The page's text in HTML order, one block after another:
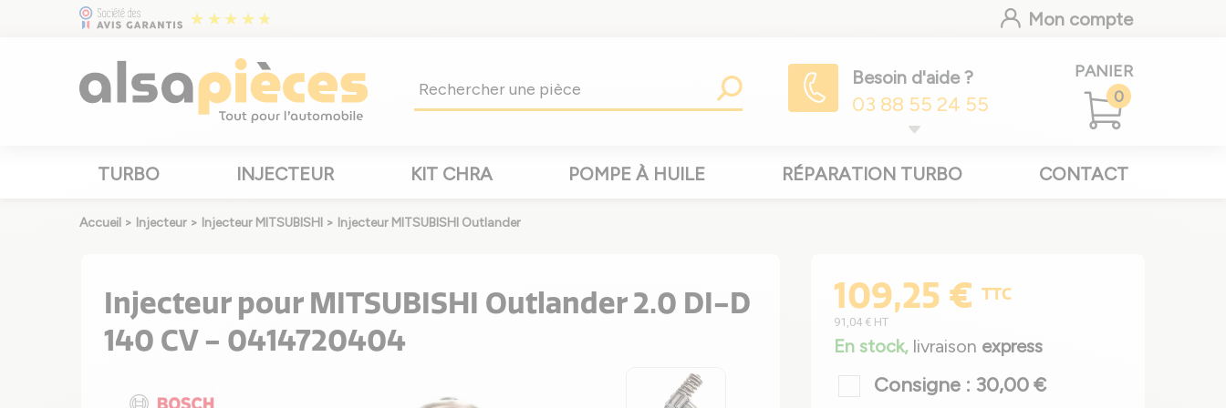
Mon compte
Besoin d'aide ?
03 88 55 24 55
PANIER
0
TURBO INJECTEUR KIT CHRA POMPE À HUILE RÉPARATION TURBO CONTACT
Accueil > Injecteur > Injecteur MITSUBISHI > Injecteur MITSUBISHI Outlander
Injecteur pour MITSUBISHI Outlander 2.0 DI-D
140 CV - 0414720404
109,25 € TTC
91,04 € HT
En stock, livraison express
Consigne : 30,00 €